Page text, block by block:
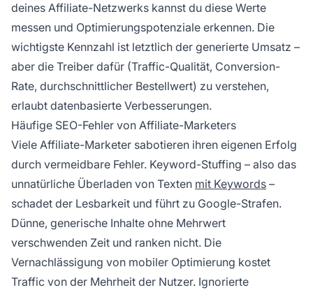
deines Affiliate-Netzwerks kannst du diese Werte
messen und Optimierungspotenziale erkennen. Die
wichtigste Kennzahl ist letztlich der generierte Umsatz –
aber die Treiber dafür (Traffic-Qualität, Conversion-
Rate, durchschnittlicher Bestellwert) zu verstehen,
erlaubt datenbasierte Verbesserungen.
Häufige SEO-Fehler von Affiliate-Marketers
Viele Affiliate-Marketer sabotieren ihren eigenen Erfolg
durch vermeidbare Fehler. Keyword-Stuffing – also das
unnatürliche Überladen von Texten mit Keywords –
schadet der Lesbarkeit und führt zu Google-Strafen.
Dünne, generische Inhalte ohne Mehrwert
verschwenden Zeit und ranken nicht. Die
Vernachlässigung von mobiler Optimierung kostet
Traffic von der Mehrheit der Nutzer. Ignorierte